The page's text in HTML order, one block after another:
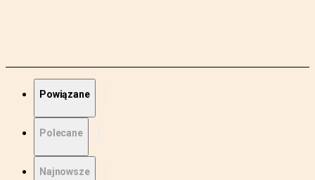
Powiązane
Polecane
Najnowsze